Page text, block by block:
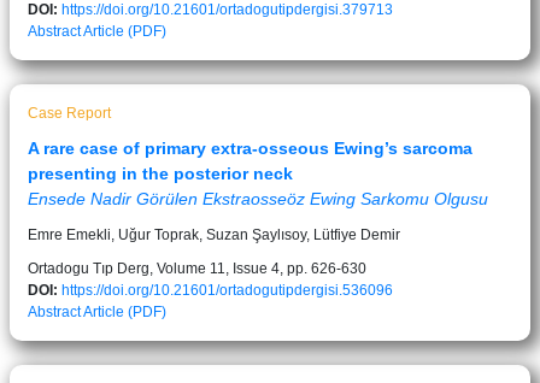
DOI: https://doi.org/10.21601/ortadogutipdergisi.379713
AbstractArticle (PDF)
Case Report
A rare case of primary extra-osseous Ewing’s sarcoma
presenting in the posterior neck
Ensede Nadir Görülen Ekstraosseöz Ewing Sarkomu Olgusu
Emre Emekli, Uğur Toprak, Suzan Şaylısoy, Lütfiye Demir
Ortadogu Tıp Derg, Volume 11, Issue 4, pp. 626-630
DOI: https://doi.org/10.21601/ortadogutipdergisi.536096
AbstractArticle (PDF)